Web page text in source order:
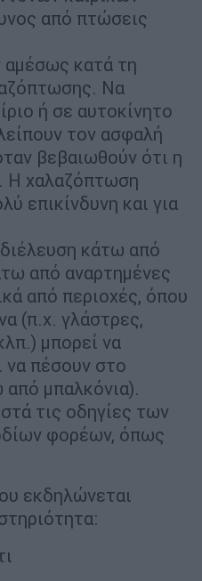
από πτώσεις
κατά τη
Να
ή σε αυτοκίνητο
τον ασφαλή
βεβαιωθούν ότι η
Η χαλαζόπτωση
επικίνδυνη και για
κάτω από
από αναρτημένες
από περιοχές, όπου
(π.χ. γλάστρες,
μπορεί να
να πέσουν στο
μπαλκόνια).
τις οδηγίες των
φορέων, όπως
εκδηλώνεται